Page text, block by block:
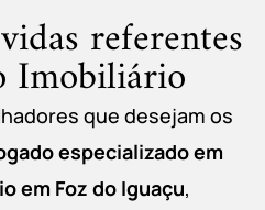
referentes
Imobiliário
que desejam os
especializado em
em Foz do Iguaçu,